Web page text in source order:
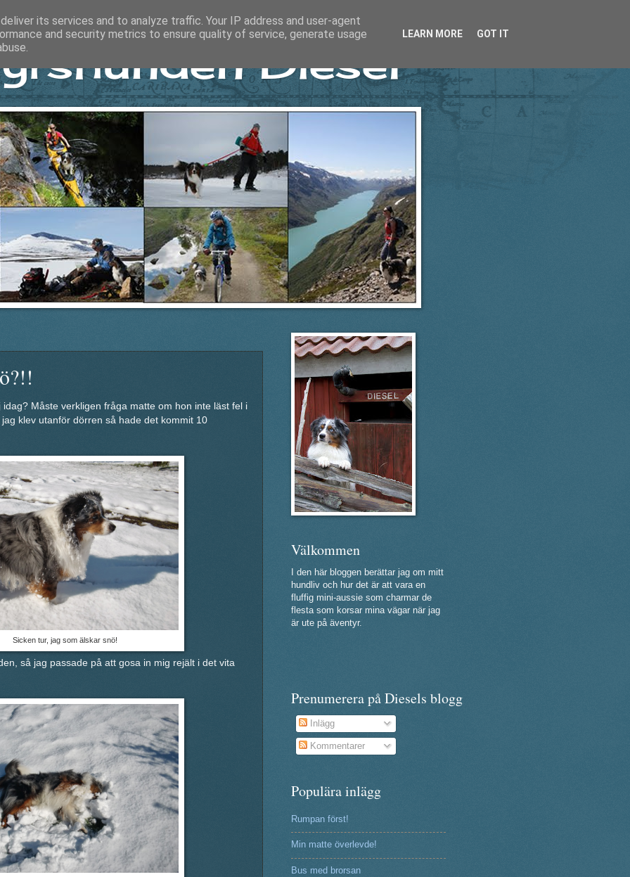
Diesel
Måste verkligen fråga matte om hon inte läst fel i
klev utanför dörren så hade det kommit 10
Sicken tur, jag som älskar snö!
så jag passade på att gosa in mig rejält i det vita
Välkommen
I den här bloggen berättar jag om mitt
hundliv och hur det är att vara en
fluffig mini-aussie som charmar de
flesta som korsar mina vägar när jag
är ute på äventyr.
Prenumerera på Diesels blogg
Inlägg
Kommentarer
Populära inlägg
Rumpan först!
Min matte överlevde!
Bus med brorsan
its services and to analyze traffic. Your IP address and user-agent
and security metrics to ensure quality of service, generate usage
LEARN MORE GOT IT